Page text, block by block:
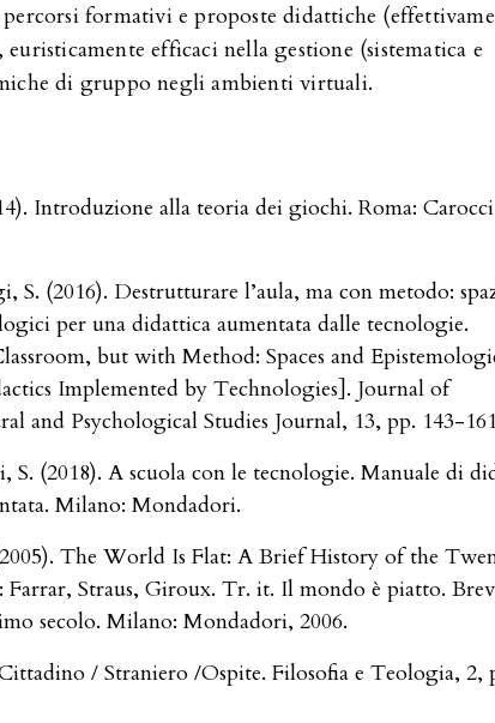
formativi e proposte didattiche
efficaci nella gestione (sistematica e
di gruppo negli ambienti virtuali.
Introduzione alla teoria dei giochi. Roma: Carocci
S. (2016). Destrutturare l’aula, ma con metodo:
per una didattica aumentata dalle tecnologie.
but with Method: Spaces and
Implemented by Technologies]. Journal of
and Psychological Studies Journal, 13, pp. 143-
(2018). A scuola con le tecnologie. Manuale di
Milano: Mondadori.
The World Is Flat: A Brief History of the
Straus, Giroux. Tr. it. Il mondo è piatto.
secolo. Milano: Mondadori, 2006.
/ Straniero /Ospite. Filosofia e Teologia, 2,